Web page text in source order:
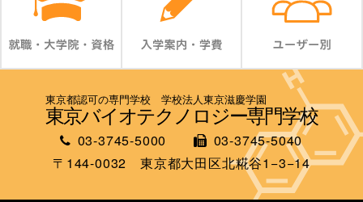
東京都認可の専門学校 学校法人東京滋慶学園
東京バイオテクノロジー専門学校
03-3745-5000
03-3745-5040
〒144-0032 東京都大田区北糀谷1−3−14